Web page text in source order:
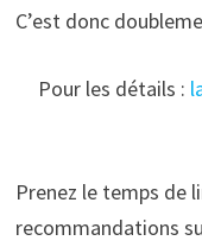
C’est donc
Pour les détails :
Prenez le temps de
recommandations